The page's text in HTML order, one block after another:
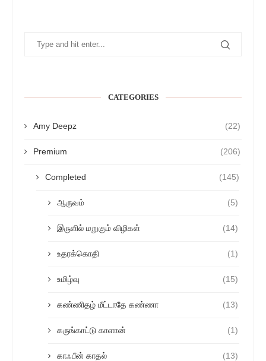
CATEGORIES
Amy Deepz (22)
Premium (206)
Completed (145)
ஆருவம் (5)
இருளில் மறுகும் விழிகள் (14)
உதரக்கொதி (1)
உமிழ்வு (15)
கண்ணிதழ் மீட்டாதே கண்ணா (13)
கருங்காட்டு காளான் (1)
காஃபீன் காதல் (13)